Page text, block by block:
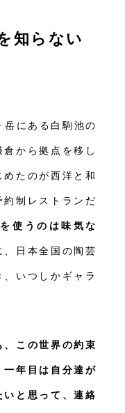
知らない
にある白駒池の
から拠点を移し
たのが西洋と和
制レストランだ
使うのは味気な
日本全国の陶芸
いつしかギャラ
、この世界の約束
年目は自分達が
と思って、連絡